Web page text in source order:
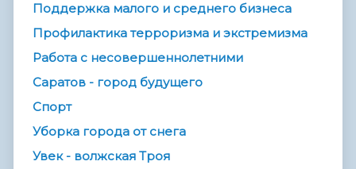
Поддержка малого и среднего бизнеса
Профилактика терроризма и экстремизма
Работа с несовершеннолетними
Саратов - город будущего
Спорт
Уборка города от снега
Увек - волжская Троя